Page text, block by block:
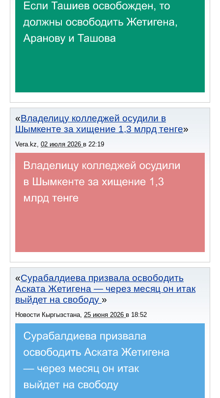
Владелицу колледжей осудили в
Шымкенте за хищение 1,3 млрд тенге
Vera.kz 02 июля 2026 в 22:19
Сурабалдиева призвала освободить
Аската Жетигена — через месяц он итак
выйдет на свободу
Новости Кыргызстана 25 июня 2026 в 18:52